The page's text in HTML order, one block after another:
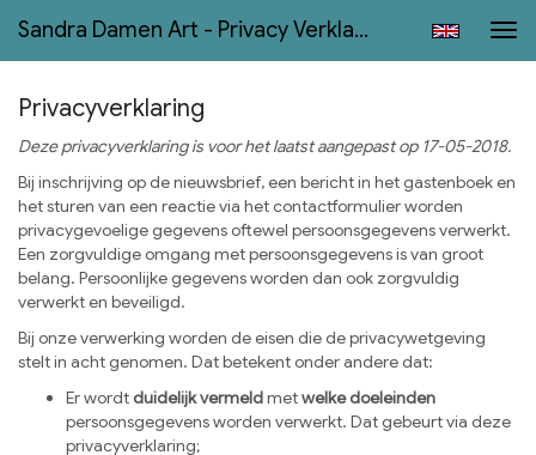
Sandra Damen Art - Privacy Verklaring
Privacyverklaring
Deze privacyverklaring is voor het laatst aangepast op 17-05-2018.
Bij inschrijving op de nieuwsbrief, een bericht in het gastenboek en
het sturen van een reactie via het contactformulier worden
privacygevoelige gegevens oftewel persoonsgegevens verwerkt.
Een zorgvuldige omgang met persoonsgegevens is van groot
belang. Persoonlijke gegevens worden dan ook zorgvuldig
verwerkt en beveiligd.
Bij onze verwerking worden de eisen die de privacywetgeving
stelt in acht genomen. Dat betekent onder andere dat:
Er wordt duidelijk vermeldmetwelke doeleinden
persoonsgegevens worden verwerkt. Dat gebeurt via deze
privacyverklaring;